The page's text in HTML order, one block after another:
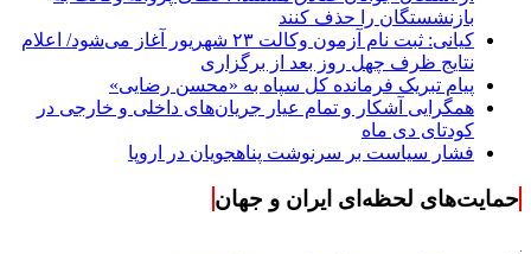
بازنشستگان را حذف کنند
کیانی: ثبت نام آزمون وکالت ۲۳ شهریور آغاز می‌شود/ اعلام
نتایج ظرف چهل روز بعد از برگزاری
پیام تبریک فرمانده کل سپاه به «محسن رضایی»
همگرایی آشکار و تمام عیار جریان‌های داخلی و خارجی در
کودتای دی ماه
فشار سیاست بر سرنوشت پناهجویان در اروپا
حمایت‌های لحظه‌ای ایران و جهان